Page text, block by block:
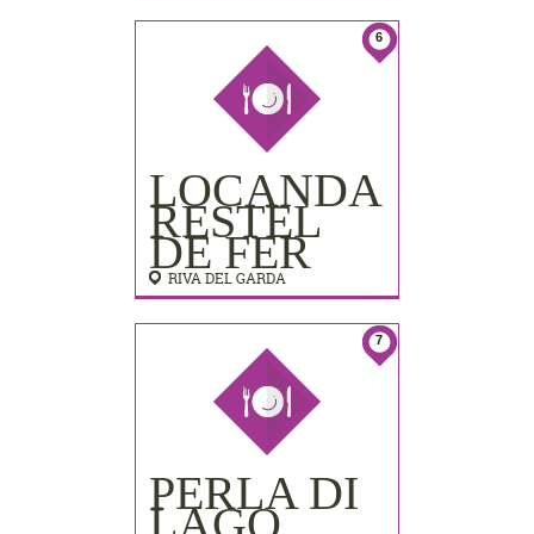
LIDO
PALACE) 6
LOCANDA
RESTEL
DE FER
RIVA DEL GARDA
7
PERLA DI